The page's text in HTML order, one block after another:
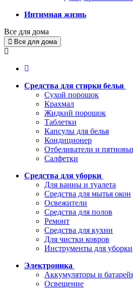
Интимная жизнь
Все для дома
Все для дома
Средства для стирки белья
Сухой порошок
Крахмал
Жидкий порошок
Таблетки
Капсулы для белья
Кондиционер
Отбеливатели и
Салфетки
Средства для уборки
Для ванны и туалета
Средства для мытья окон
Освежители
Средства для полов
Ремонт
Средства для кухни
Для чистки ковров
Инструменты для уборки
Электроника
Аккумуляторы и
Освещение